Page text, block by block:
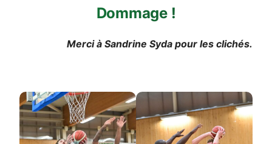
Dommage !
Merci à Sandrine Syda pour les clichés.